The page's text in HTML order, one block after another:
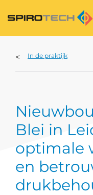
In de praktijk
Blei in
optimale
en